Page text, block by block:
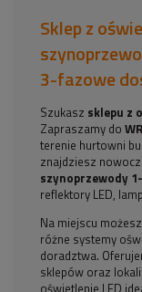
Sklep z
3-fazowe
Szukasz sklepu z
Zapraszamy do
terenie hurtowni
znajdziesz
szynoprzewody
reflektory LED,
Na miejscu
różne systemy
doradztwa.
sklepów oraz